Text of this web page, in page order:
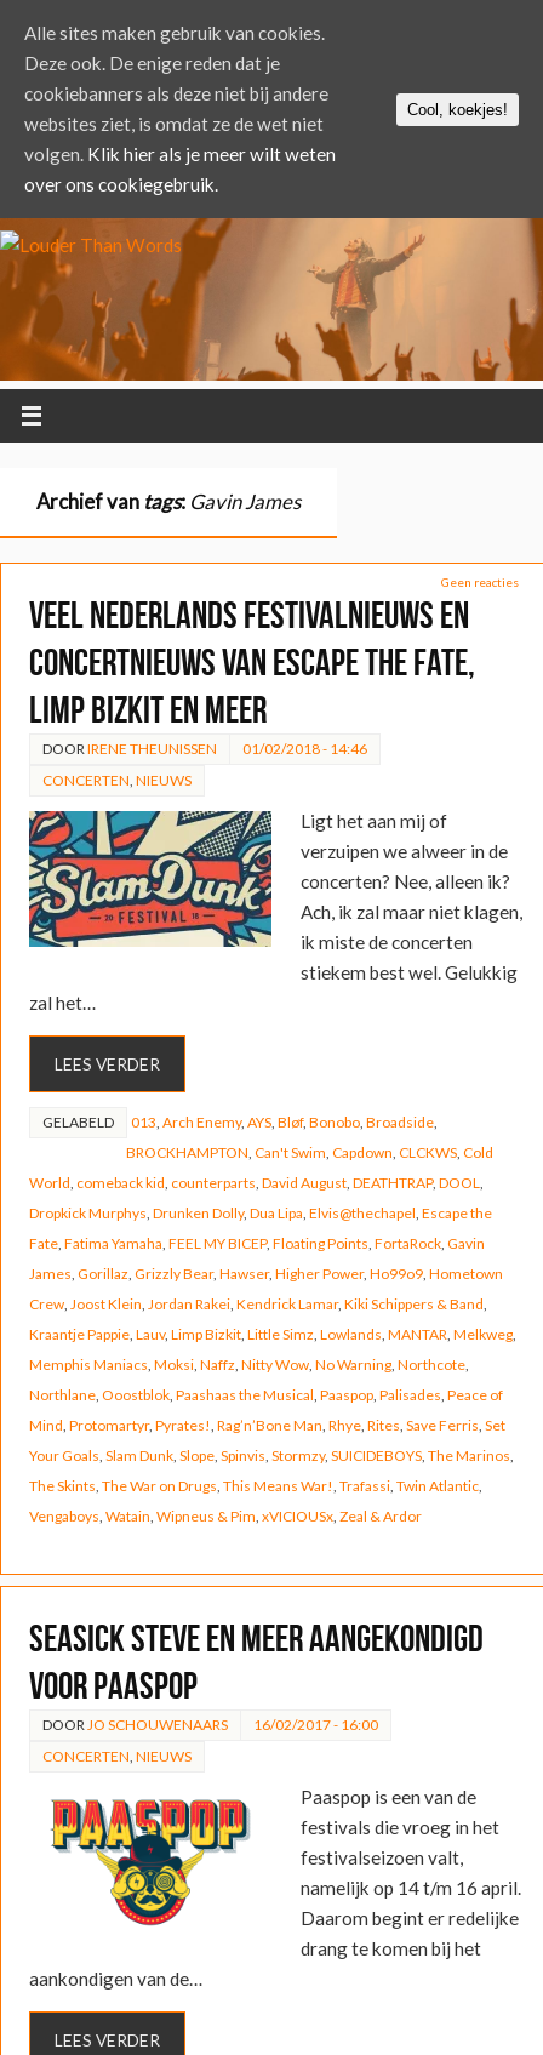
Archief van tags: Gavin James
Geen reacties
Veel Nederlands festivalnieuws en
concertnieuws van Escape the Fate,
Limp Bizkit en meer
DOOR IRENE THEUNISSEN
01/02/2018 - 14:46
CONCERTEN NIEUWS
Ligt het aan mij of
verzuipen we alweer in de
concerten? Nee, alleen ik?
Ach, ik zal maar niet klagen,
ik miste de concerten
stiekem best wel. Gelukkig
zal het…
LEES VERDER
GELABELD 013 Arch Enemy, AYS, Bløf, Bonobo, Broadside,
BROCKHAMPTON Can't Swim Capdown CLCKWS, Cold
World comeback kid counterparts David August, DEATHTRAP, DOOL
Dropkick Murphys Drunken Dolly, Dua Lipa Elvis@thechapel Escape the
Fate, Fatima Yamaha FEEL MY BICEP, Floating Points FortaRock, Gavin
James Gorillaz Grizzly Bear, Hawser, Higher Power, Ho99o9, Hometown
Crew, Joost Klein Jordan Rakei, Kendrick Lamar, Kiki Schippers & Band
Kraantje Pappie, Lauv, Limp Bizkit, Little Simz Lowlands MANTAR Melkweg,
Memphis Maniacs Moksi, Naffz Nitty Wow, No Warning, Northcote,
Northlane, Ooostblok, Paashaas the Musical Paaspop, Palisades Peace of
Mind Protomartyr, Pyrates! Rag’n’Bone Man Rhye, Rites Save Ferris Set
Your Goals Slam Dunk, Slope, Spinvis Stormzy, SUICIDEBOYS, The Marinos
The Skints The War on Drugs This Means War! Trafassi, Twin Atlantic,
Vengaboys Watain Wipneus & Pim xVICIOUSx, Zeal & Ardor
Seasick Steve en meer aangekondigd
voor Paaspop
DOOR JO SCHOUWENAARS
16/02/2017 - 16:00
CONCERTEN NIEUWS
Paaspop is een van de
festivals die vroeg in het
festivalseizoen valt,
namelijk op 14 t/m 16 april.
Daarom begint er redelijke
drang te komen bij het
aankondigen van de…
LEES VERDER
Alle sites maken gebruik van cookies.
Deze ook. De enige reden dat je
cookiebanners als deze niet bij andere
websites ziet, is omdat ze de wet niet
volgen. Klik hier als je meer wilt weten
over ons cookiegebruik.
Cool, koekjes!